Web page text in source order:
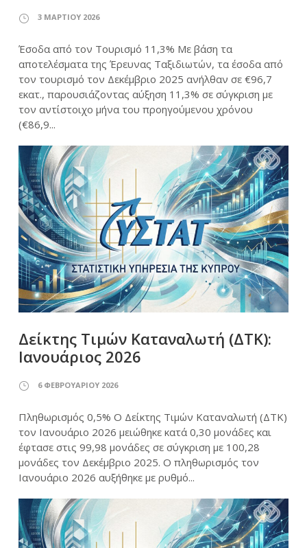
3 ΜΑΡΤΊΟΥ 2026
Έσοδα από τον Τουρισμό 11,3% Με βάση τα
αποτελέσματα της Έρευνας Ταξιδιωτών, τα έσοδα από
τον τουρισμό τον Δεκέμβριο 2025 ανήλθαν σε €96,7
εκατ., παρουσιάζοντας αύξηση 11,3% σε σύγκριση με
τον αντίστοιχο μήνα του προηγούμενου χρόνου
(€86,9...
Δείκτης Τιμών Καταναλωτή (ΔΤΚ):
Ιανουάριος 2026
6 ΦΕΒΡΟΥΑΡΊΟΥ 2026
Πληθωρισμός 0,5% Ο Δείκτης Τιμών Καταναλωτή (ΔΤΚ)
τον Ιανουάριο 2026 μειώθηκε κατά 0,30 μονάδες και
έφτασε στις 99,98 μονάδες σε σύγκριση με 100,28
μονάδες τον Δεκέμβριο 2025. Ο πληθωρισμός τον
Ιανουάριο 2026 αυξήθηκε με ρυθμό...